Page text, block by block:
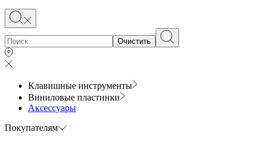
Очистить
Клавишные инструменты
Виниловые пластинки
Аксессуары
Покупателям